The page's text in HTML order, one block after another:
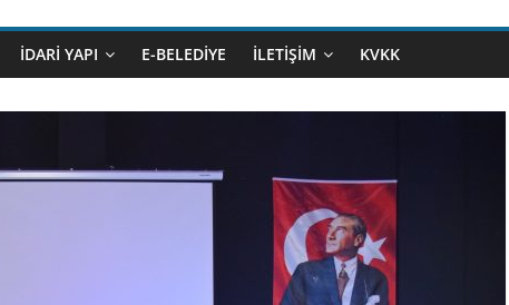
İDARİ YAPI E-BELEDİYE İLETİŞİM KVKK